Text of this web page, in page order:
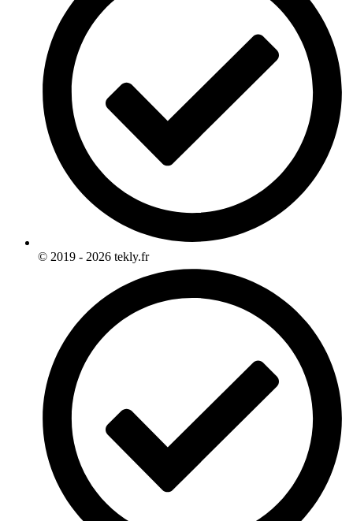
© 2019 - 2026 tekly.fr